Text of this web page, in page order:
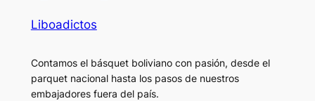
Liboadictos
Contamos el básquet boliviano con pasión, desde el
parquet nacional hasta los pasos de nuestros
embajadores fuera del país.